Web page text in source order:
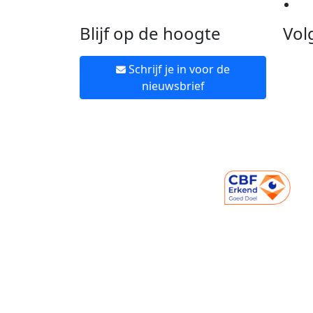
Blijf op de hoogte
Schrijf je in voor de
nieuwsbrief